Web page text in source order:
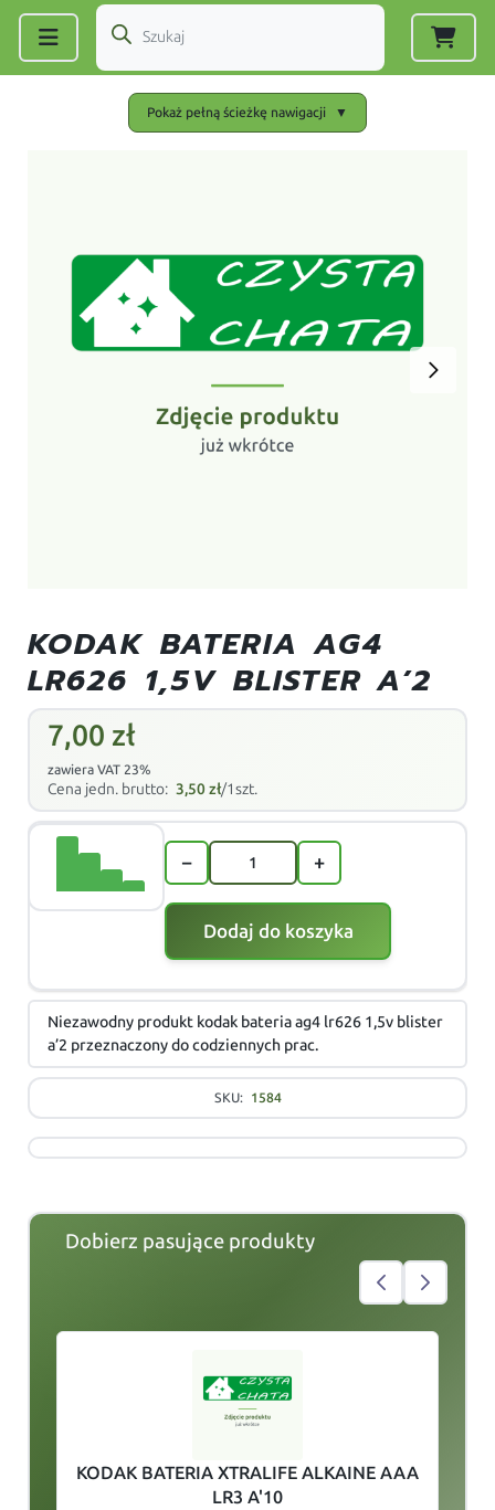
Pokaż pełną ścieżkę nawigacji ▼
KODAK BATERIA AG4
LR626 1,5V BLISTER A’2
7,00 zł
zawiera VAT 23%
Cena jedn. brutto: 3,50zł/1szt.
− +
Dodaj do koszyka
Niezawodny produkt kodak bateria ag4 lr626 1,5v blister
a’2 przeznaczony do codziennych prac.
SKU: 1584
Dobierz pasujące produkty
KODAK BATERIA XTRALIFE ALKAINE AAA
LR3 A'10